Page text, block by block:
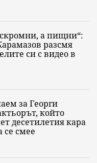
а пищни“:
разсмя
си с видео в
за Георги
който
десетилетия кара
се смее